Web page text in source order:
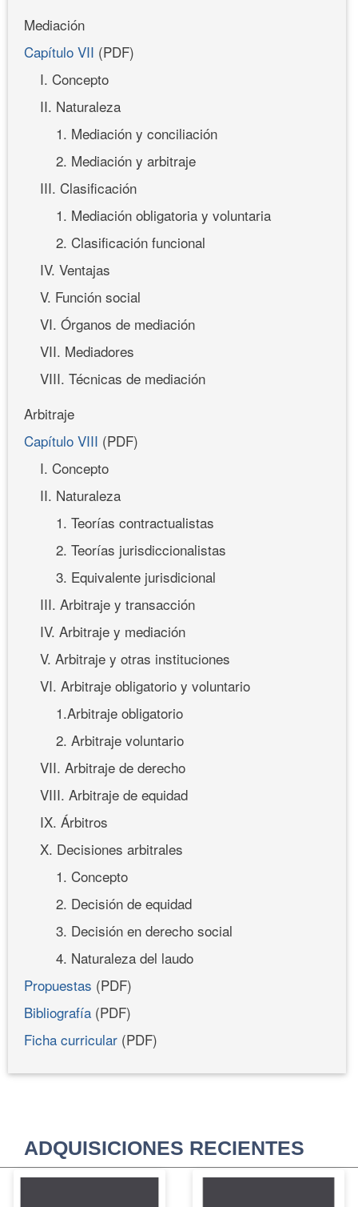
Mediación
Capítulo VII (PDF)
I. Concepto
II. Naturaleza
1. Mediación y conciliación
2. Mediación y arbitraje
III. Clasificación
1. Mediación obligatoria y voluntaria
2. Clasificación funcional
IV. Ventajas
V. Función social
VI. Órganos de mediación
VII. Mediadores
VIII. Técnicas de mediación
Arbitraje
Capítulo VIII (PDF)
I. Concepto
II. Naturaleza
1. Teorías contractualistas
2. Teorías jurisdiccionalistas
3. Equivalente jurisdicional
III. Arbitraje y transacción
IV. Arbitraje y mediación
V. Arbitraje y otras instituciones
VI. Arbitraje obligatorio y voluntario
1.Arbitraje obligatorio
2. Arbitraje voluntario
VII. Arbitraje de derecho
VIII. Arbitraje de equidad
IX. Árbitros
X. Decisiones arbitrales
1. Concepto
2. Decisión de equidad
3. Decisión en derecho social
4. Naturaleza del laudo
Propuestas (PDF)
Bibliografía (PDF)
Ficha curricular (PDF)
ADQUISICIONES RECIENTES